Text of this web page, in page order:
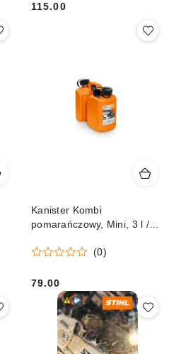
115.00
Kanister Kombi
pomarańczowy, Mini, 3 l /
(0)
Cena:
79.00